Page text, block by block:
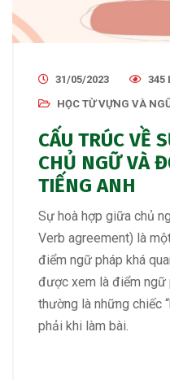
31/05/2023
345
HỌC TỪ VỰNG VÀ
CẤU TRÚC VỀ
CHỦ NGỮ VÀ
TIẾNG ANH
Sự hoà hợp giữa chủ
Verb agreement) là
điểm ngữ pháp khá
được xem là điểm ngữ
thường là những chiếc
phải khi làm bài.